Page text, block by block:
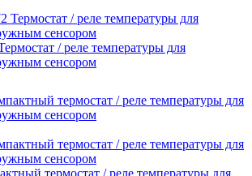
/ реле температуры для
сенсором
термостат / реле температуры для